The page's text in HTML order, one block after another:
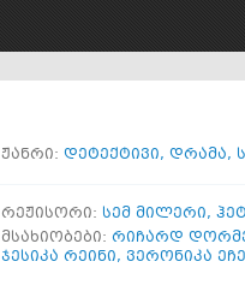
ჟანრი: დეტექტივი, დრამა,
რეჟისორი: სემ მილერი,
მსახიობები: რიჩარდ
ჯესიკა რეინი, ვერონიკა